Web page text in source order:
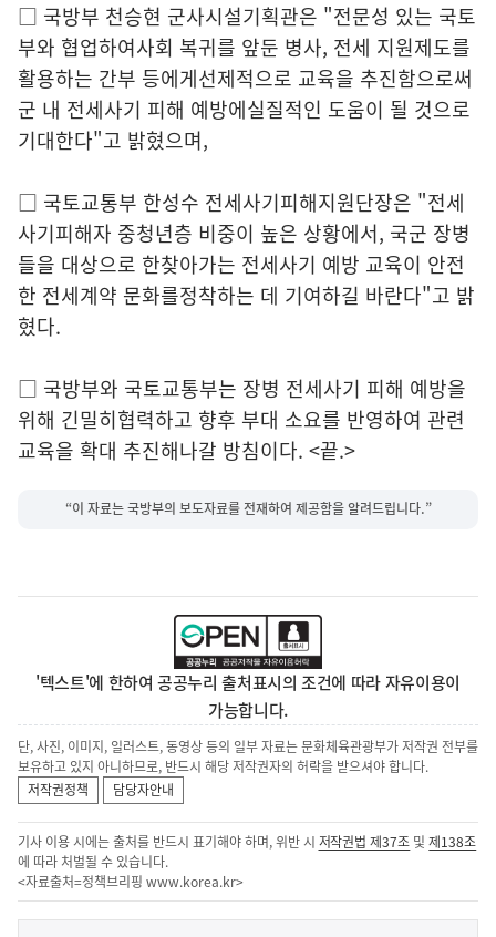
□ 국방부 천승현 군사시설기획관은 "전문성 있는 국토
부와 협업하여사회 복귀를 앞둔 병사, 전세 지원제도를
활용하는 간부 등에게선제적으로 교육을 추진함으로써
군 내 전세사기 피해 예방에실질적인 도움이 될 것으로
기대한다"고 밝혔으며,
□ 국토교통부 한성수 전세사기피해지원단장은 "전세
사기피해자 중청년층 비중이 높은 상황에서, 국군 장병
들을 대상으로 한찾아가는 전세사기 예방 교육이 안전
한 전세계약 문화를정착하는 데 기여하길 바란다"고 밝
혔다.
□ 국방부와 국토교통부는 장병 전세사기 피해 예방을
위해 긴밀히협력하고 향후 부대 소요를 반영하여 관련
교육을 확대 추진해나갈 방침이다. <끝.>
“이 자료는 국방부의 보도자료를 전재하여 제공함을 알려드립니다.”
'텍스트'에 한하여 공공누리 출처표시의 조건에 따라 자유이용이
가능합니다.
단, 사진, 이미지, 일러스트, 동영상 등의 일부 자료는 문화체육관광부가 저작권 전부를
보유하고 있지 아니하므로, 반드시 해당 저작권자의 허락을 받으셔야 합니다.
저작권정책
담당자안내
기사 이용 시에는 출처를 반드시 표기해야 하며, 위반 시 저작권법 제37조 및제138조
에 따라 처벌될 수 있습니다.
<자료출처=정책브리핑 www.korea.kr>